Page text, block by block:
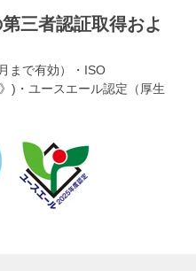
三者認証取得およ
まで有効）・ISO
)・ユースエール認定（厚生